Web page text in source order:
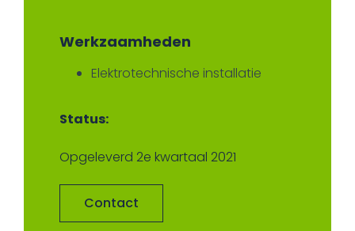
Werkzaamheden
Elektrotechnische installatie
Status:
Opgeleverd 2e kwartaal 2021
Contact